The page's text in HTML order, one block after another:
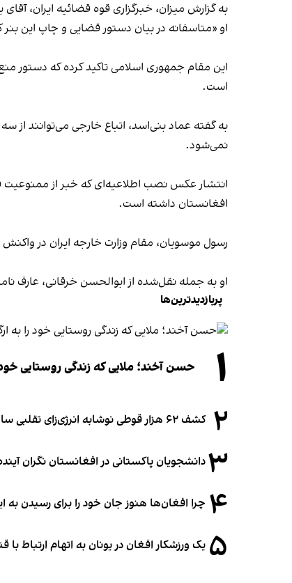
به گزارش میزان،‌ خبرگزاری قوه قضائیه ایران،
او «متاسفانه در بیان دستور قضایی و چاپ این
این مقام جمهوری اسلامی تاکید کرده که دستور
است.
به گفته عماد بنی‌اسد، اتباع خارجی می‌توانند از
نمی‌شود.
انتشار عکس نصب اطلاعیه‌ای که خبر از ممنوعیت
افغانستان داشته است.
رسول موسویان، مقام وزارت خارجه ایران در
او به جمله‌ نقل‌شده از ابوالحسن خرقانی، عارف
پربازدیدترین‌ها
۱ حسن آخند؛ ملایی که زندگی روستایی
۲ کشف ۶۲ هزار قوطی نوشابه انرژی‌زای تقلبی ساخت افغانستان در آلمان
۳دانشجویان پاکستانی در افغانستان نگران
۴ چرا افغان‌ها هنوز جان خود را برای رسیدن به
۵ یک ورزشکار افغان در یونان به اتهام ارتباط